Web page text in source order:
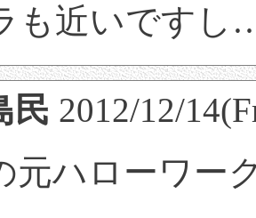
も近いですし
民 2012/12/
元ハローワー